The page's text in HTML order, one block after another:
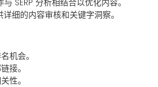
详细的内容审核和关键字洞察。
机会。
接。
性。